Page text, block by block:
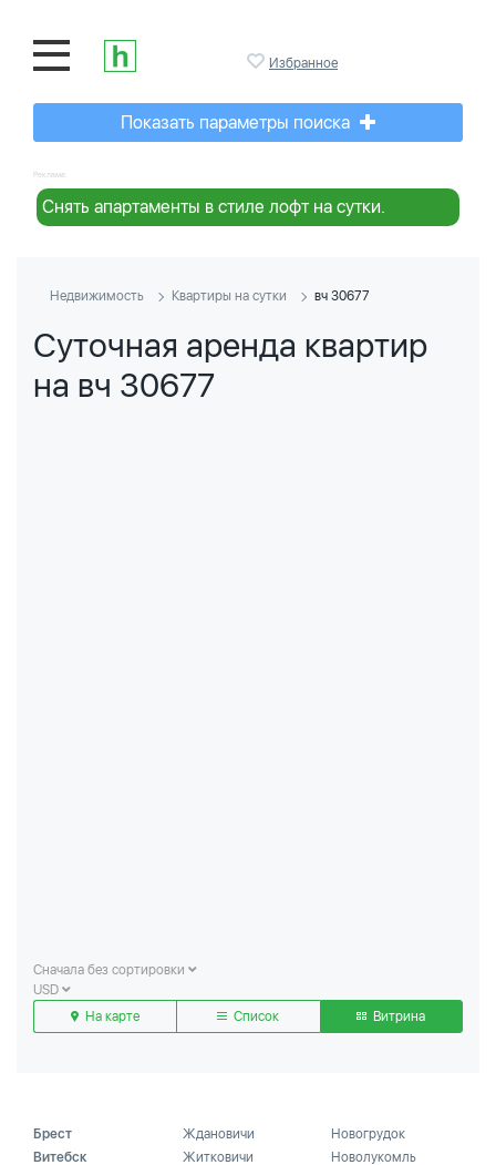
Избранное
Показать параметры поиска
Реклама:
Снять апартаменты в стиле лофт на сутки.
Недвижимость Квартиры на сутки вч 30677
Суточная аренда квартир
на вч 30677
Сначала без сортировки
USD
На карте
Список Витрина
Брест
Витебск
Ждановичи
Житковичи
Новогрудок
Новолукомль